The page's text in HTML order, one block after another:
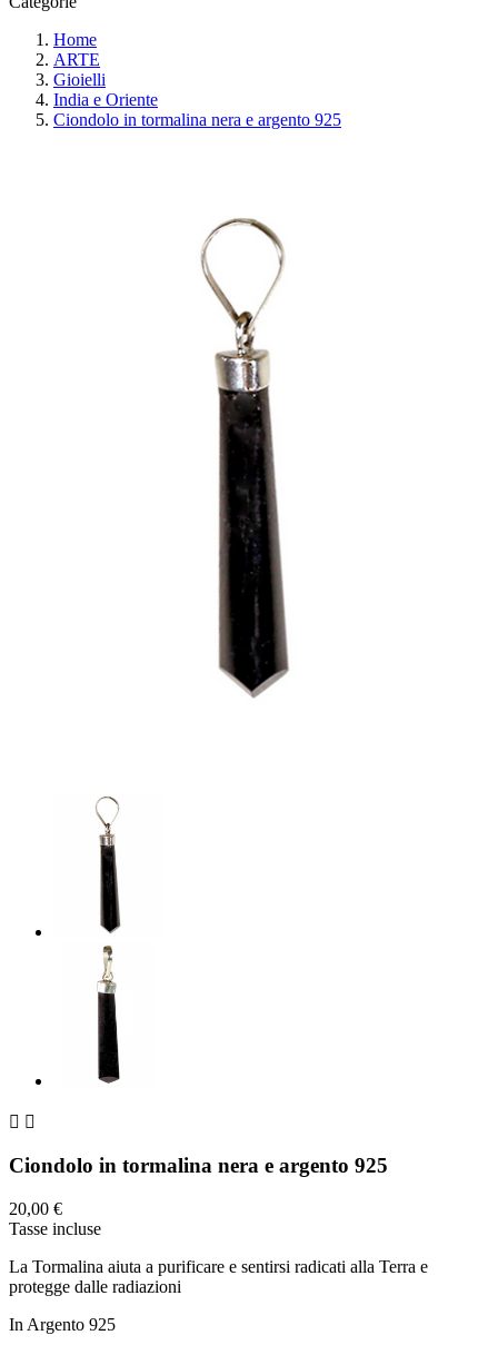
Home
ARTE
Gioielli
India e Oriente
Ciondolo in tormalina nera e argento 925
 
Ciondolo in tormalina nera e argento 925
20,00 €
Tasse incluse
La Tormalina aiuta a purificare e sentirsi radicati alla Terra e
protegge dalle radiazioni
In Argento 925